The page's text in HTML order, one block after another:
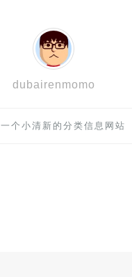
dubairenmomo
一个小清新的分类信息网站